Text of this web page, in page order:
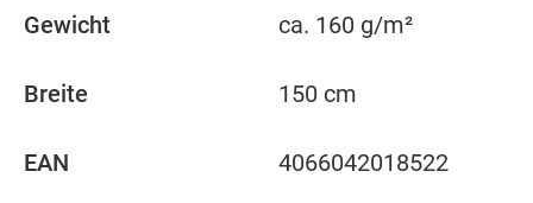
Gewicht ca. 160 g/m²
Breite 150 cm
EAN 4066042018522